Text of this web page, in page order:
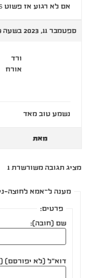
אם לא רגוע אז פשוט sts.
ספטמבר 11, 2023 בשעה 7:49 am
ורד
אורח
נשמע טוב מאד
מאת
מציג תגובה משורשרת 1
מענה ל־אמא לחוצה-
פרטים:
שם (חובה):
דוא"ל (לא יפורסם)